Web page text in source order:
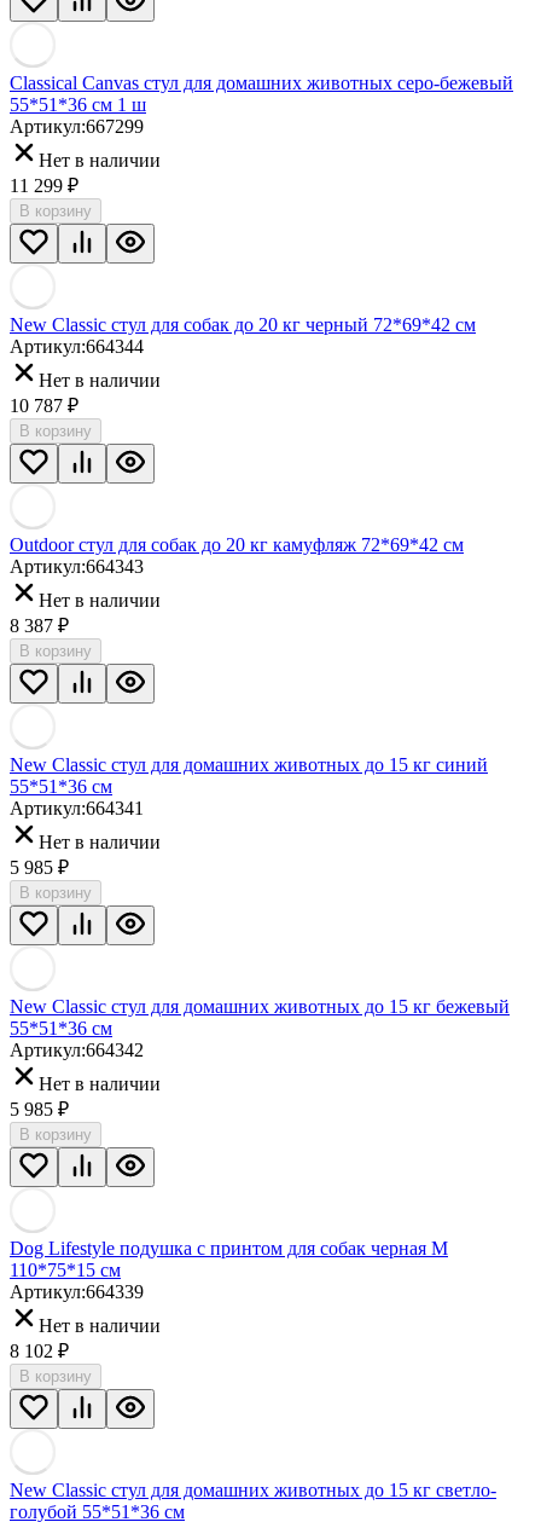
Classical Canvas стул для домашних животных серо-бежевый
55*51*36 см 1 ш
Артикул:667299
Нет в наличии
11 299 ₽
В корзину
New Classic стул для собак до 20 кг черный 72*69*42 см
Артикул:664344
Нет в наличии
10 787 ₽
В корзину
Outdoor стул для собак до 20 кг камуфляж 72*69*42 см
Артикул:664343
Нет в наличии
8 387 ₽
В корзину
New Classic стул для домашних животных до 15 кг синий
55*51*36 см
Артикул:664341
Нет в наличии
5 985 ₽
В корзину
New Classic стул для домашних животных до 15 кг бежевый
55*51*36 см
Артикул:664342
Нет в наличии
5 985 ₽
В корзину
Dog Lifestyle подушка с принтом для собак черная M
110*75*15 см
Артикул:664339
Нет в наличии
8 102 ₽
В корзину
New Classic стул для домашних животных до 15 кг светло-
голубой 55*51*36 см